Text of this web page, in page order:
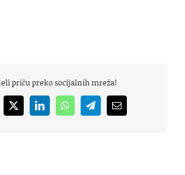
priču preko socijalnih mreža!
X LinkedInWhatsAppTelegramEmail